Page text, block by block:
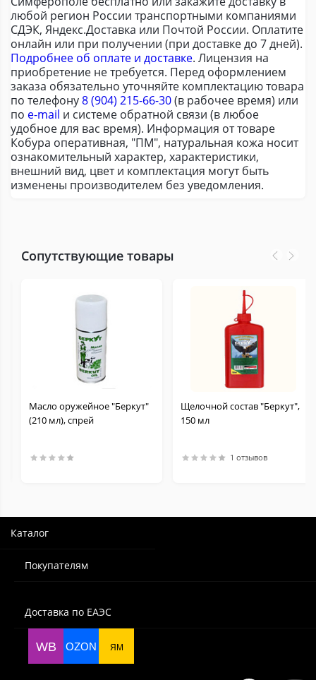
любой регион России транспортными компаниями
СДЭК, Яндекс.Доставка или Почтой России. Оплатите
онлайн или при получении (при доставке до 7 дней).
Подробнее об оплате и доставке. Лицензия на
приобретение не требуется. Перед оформлением
заказа обязательно уточняйте комплектацию товара
по телефону8 (904) 215-66-30(в рабочее время) или
по e-mail и системе обратной связи (в любое
удобное для вас время). Информация от товаре
Кобура оперативная, "ПМ", натуральная кожа носит
ознакомительный характер, характеристики,
внешний вид, цвет и комплектация могут быть
изменены производителем без уведомления.
Сопутствующие товары
Масло оружейное "Беркут"
(210 мл), спрей
Щелочной состав "Беркут",
150 мл
1 отзывов
Каталог
Покупателям
Доставка по ЕАЭС
WB OZON ЯМ